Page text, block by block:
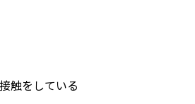
触をしている